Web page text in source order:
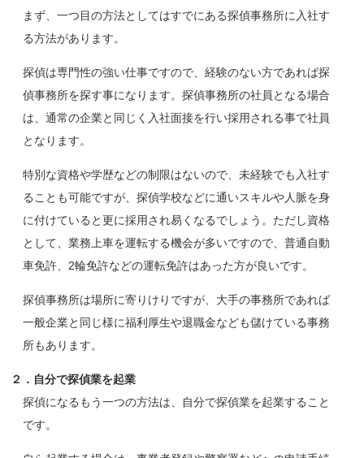
まず、一つ目の方法としてはすでにある探偵事務所に入社す
る方法があります。
探偵は専門性の強い仕事ですので、経験のない方であれば探
偵事務所を探す事になります。探偵事務所の社員となる場合
は、通常の企業と同じく入社面接を行い採用される事で社員
となります。
特別な資格や学歴などの制限はないので、未経験でも入社す
ることも可能ですが、探偵学校などに通いスキルや人脈を身
に付けていると更に採用され易くなるでしょう。ただし資格
として、業務上車を運転する機会が多いですので、普通自動
車免許、2輪免許などの運転免許はあった方が良いです。
探偵事務所は場所に寄りけりですが、大手の事務所であれば
一般企業と同じ様に福利厚生や退職金なども儲けている事務
所もあります。
２．自分で探偵業を起業
探偵になるもう一つの方法は、自分で探偵業を起業すること
です。